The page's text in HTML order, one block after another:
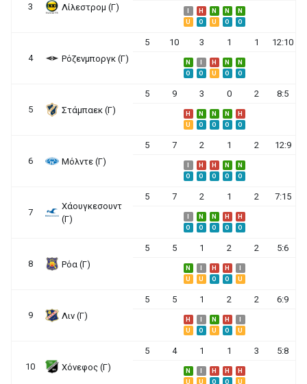
3 Λίλεστρομ (Γ) H N N
N
U
O U O O
4 Ρόζενμποργκ (Γ)
5 10 3 1 1 12:10
N H N
N
O
O U O O
5 Στάμπαεκ (Γ)
5 9 3 0 2 8:5
H N N N
H
U
O O O O
6 Μόλντε (Γ)
5 7 2 1 2 12:9
H H N
N
O
O O O O
7
Χάουγκεσουντ
(Γ)
5 7 2 1 2 7:15
N N H
H
O
O O O O
8 Ρόα (Γ)
5 5 1 2 2 5:6
N H H
U
U O O U
9 Λιν (Γ)
5 5 1 2 2 6:9
H N H
U
O U O U
10 Χόνεφος (Γ)
5 4 1 1 3 5:8
N H H
H
U
U O O U